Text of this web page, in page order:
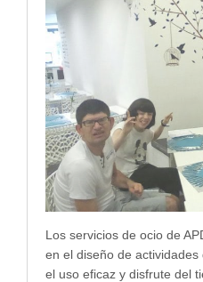
Los servicios de ocio de
en el diseño de
el uso eficaz y disfrute del